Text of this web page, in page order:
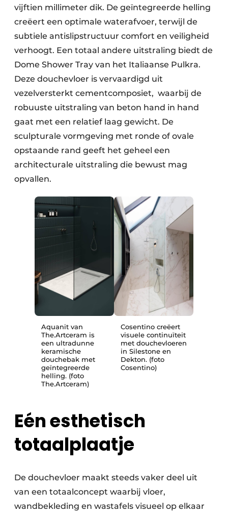
vijftien millimeter dik. De geïntegreerde helling
creëert een optimale waterafvoer, terwijl de
subtiele antislipstructuur comfort en veiligheid
verhoogt. Een totaal andere uitstraling biedt de
Dome Shower Tray van het Italiaanse Pulkra.
Deze douchevloer is vervaardigd uit
vezelversterkt cementcomposiet, waarbij de
robuuste uitstraling van beton hand in hand
gaat met een relatief laag gewicht. De
sculpturale vormgeving met ronde of ovale
opstaande rand geeft het geheel een
architecturale uitstraling die bewust mag
opvallen.
Aquanit van
The.Artceram is
een ultradunne
keramische
douchebak met
geïntegreerde
helling. (foto
The.Artceram)
Cosentino creëert
visuele continuïteit
met douchevloeren
in Silestone en
Dekton. (foto
Cosentino)
Eén esthetisch
totaalplaatje
De douchevloer maakt steeds vaker deel uit
van een totaalconcept waarbij vloer,
wandbekleding en wastafels visueel op elkaar